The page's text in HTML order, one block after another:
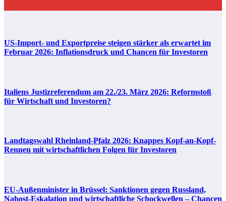
US-Import- und Exportpreise steigen stärker als erwartet im
Februar 2026: Inflationsdruck und Chancen für Investoren
Italiens Justizreferendum am 22./23. März 2026: Reformstoß
für Wirtschaft und Investoren?
Landtagswahl Rheinland-Pfalz 2026: Knappes Kopf-an-Kopf-
Rennen mit wirtschaftlichen Folgen für Investoren
EU-Außenminister in Brüssel: Sanktionen gegen Russland,
Nahost-Eskalation und wirtschaftliche Schockwellen – Chancen